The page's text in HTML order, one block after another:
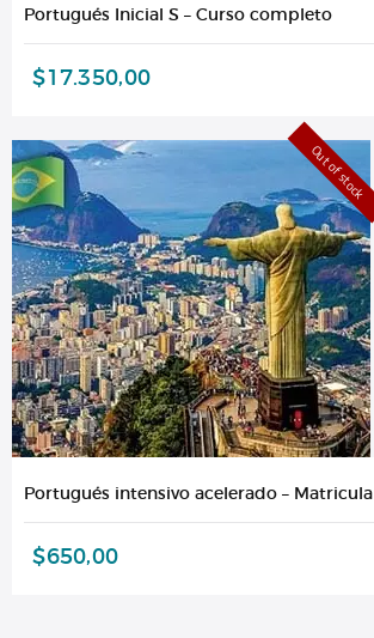
Portugués Inicial S – Curso completo
$17.350,00
Out of stock
Portugués intensivo acelerado – Matricula
$650,00